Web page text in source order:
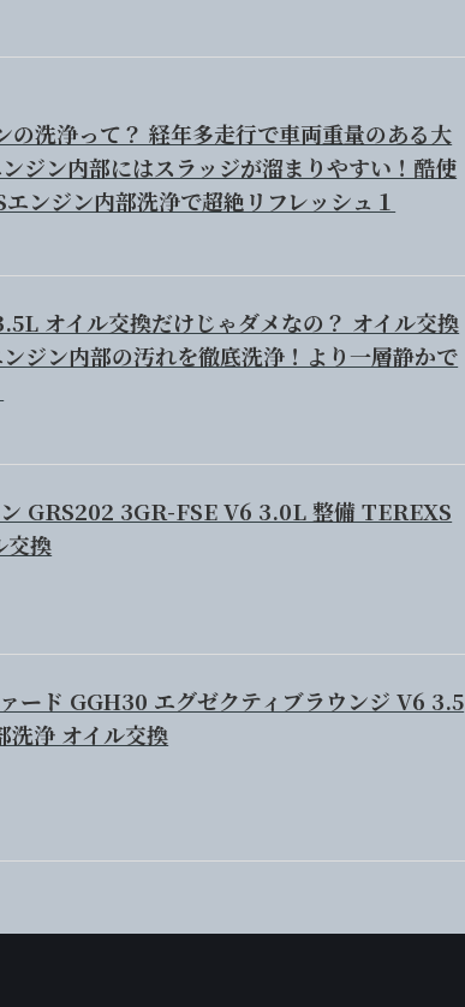
の洗浄って？ 経年多走行で車両重量のある大
ジン内部にはスラッジが溜まりやすい！酷使
ンジン内部洗浄で超絶リフレッシュ１
オイル交換だけじゃダメなの？ オイル交換
ジン内部の汚れを徹底洗浄！より一層静かで
GRS202 3GR-FSE V6 3.0L 整備 TEREXS
交換
ード GGH30 エグゼクティブラウンジ V6 3.5
洗浄 オイル交換